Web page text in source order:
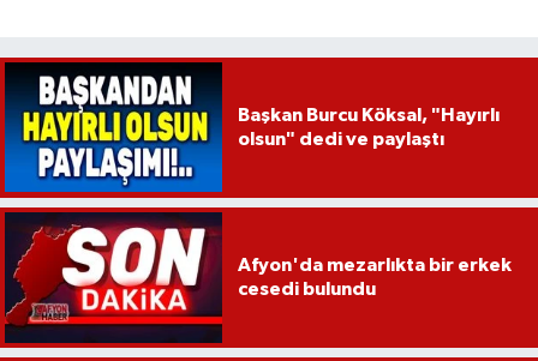
Başkan Burcu Köksal, "Hayırlı
olsun" dedi ve paylaştı
Afyon'da mezarlıkta bir erkek
cesedi bulundu